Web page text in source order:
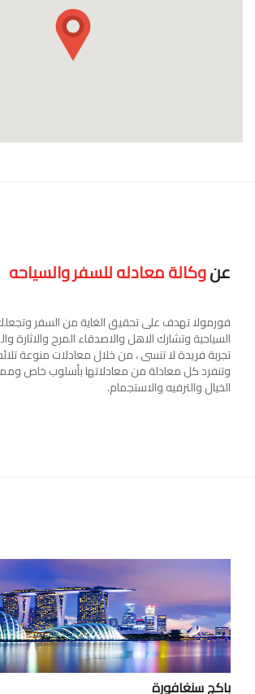
عنوكالة معادله للسفر والسياحه
فورمولا تهدف على تحقيق الغاية من السفر
السياحية وتشارك الاهل والاصدقاء المرح والاثارة
تجربة فريدة لا تنسى ، من خلال معادلات منوعة
وتنفرد كل معادلة من معادلاتها بأسلوب خاص
الخيال والترفيه والاستجمام.
باكج سنغافورة